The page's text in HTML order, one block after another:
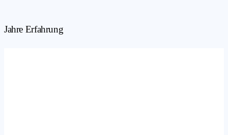
Jahre Erfahrung